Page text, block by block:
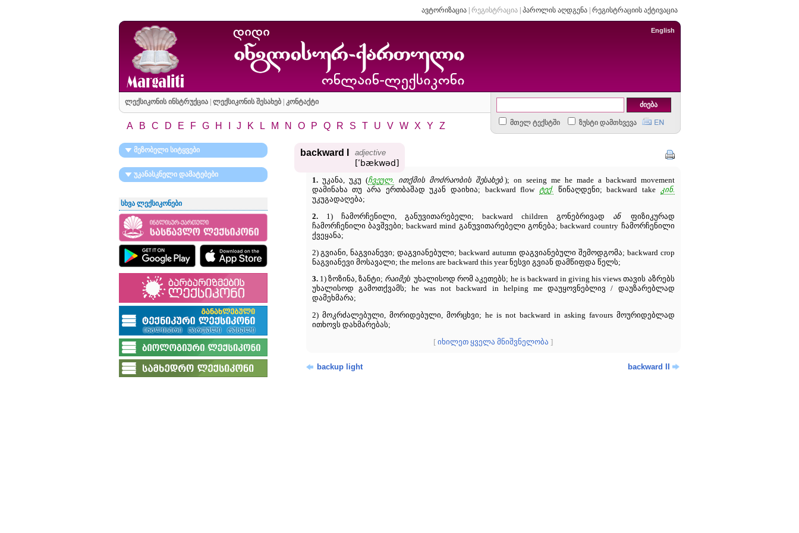
ავტორიზაცია| რეგისტრაცია| პაროლის აღდგენა| რეგისტრაციის აქტივაცია
English
ლექსიკონის ინსტრუქცია| ლექსიკონის შესახებ| კონტაქტი
მთელ ტექსტში ზუსტი დამთხვევა
A B C D E F G H J K L M N O P Q R S T U V W X Y Z
მეზობელი სიტყვები
უკანასკნელი დამატებები
სხვა ლექსიკონები
backward I adjective
[ʹbækwəd]
1.უკანა, უკუ (ჩვეულ. ითქმის მოძრაობის შესახებ ); on seeing me he made a backward movement
დამინახა თუ არა ერთბაშად უკან დაიხია; backward flow ტექ. წინაღდენი; backward take კინ.
უკუგადაღება;
2.1) ჩამორჩენილი, განუვითარებელი; backward children გონებრივად ან
ფიზიკურად
ჩამორჩენილი ბავშვები; backward mind განუვითარებელი გონება; backward country ჩამორჩენილი
ქვეყანა;
2) გვიანი, ნაგვიანევი; დაგვიანებული; backward autumn დაგვიანებული შემოდგომა; backward crop
ნაგვიანევი მოსავალი; the melons are backward this year ნესვი გვიან დამწიფდა წელს;
3.1) ზოზინა, ზანტი; რაიმეს უხალისოდ რომ აკეთებს; he is backward in giving his views თავის აზრებს
უხალისოდ გამოთქვამს; he was not backward in helping me დაუყოვნებლივ / დაუზარებლად
დამეხმარა;
2) მოკრძალებული, მორიდებული, მორცხვი; he is not backward in asking favours მოურიდებლად
ითხოვს დახმარებას;
[ იხილეთ ყველა მნიშვნელობა ]
backup light backward II